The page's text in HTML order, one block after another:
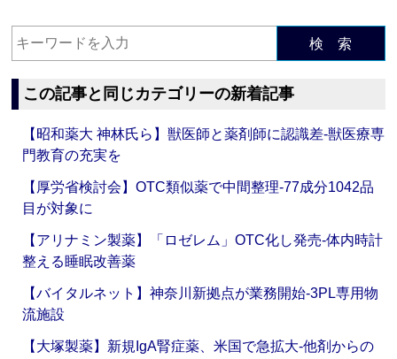
検 索
この記事と同じカテゴリーの新着記事
【昭和薬大 神林氏ら】獣医師と薬剤師に認識差‐獣医療専
門教育の充実を
【厚労省検討会】OTC類似薬で中間整理‐77成分1042品
目が対象に
【アリナミン製薬】「ロゼレム」OTC化し発売‐体内時計
整える睡眠改善薬
【バイタルネット】神奈川新拠点が業務開始‐3PL専用物
流施設
【大塚製薬】新規IgA腎症薬、米国で急拡大‐他剤からの